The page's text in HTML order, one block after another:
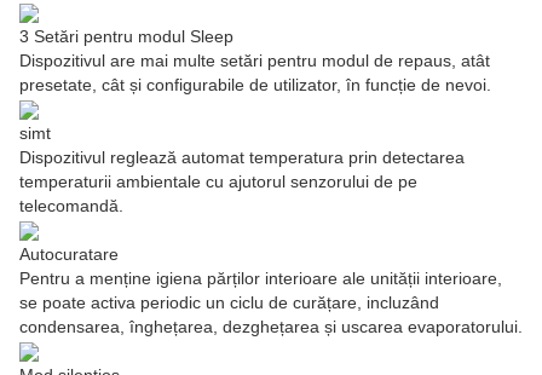
3 Setări pentru modul Sleep
Dispozitivul are mai multe setări pentru modul de repaus, atât
presetate, cât și configurabile de utilizator, în funcție de nevoi.
simt
Dispozitivul reglează automat temperatura prin detectarea
temperaturii ambientale cu ajutorul senzorului de pe
telecomandă.
Autocuratare
Pentru a menține igiena părților interioare ale unității interioare,
se poate activa periodic un ciclu de curățare, incluzând
condensarea, înghețarea, dezghețarea și uscarea evaporatorului.